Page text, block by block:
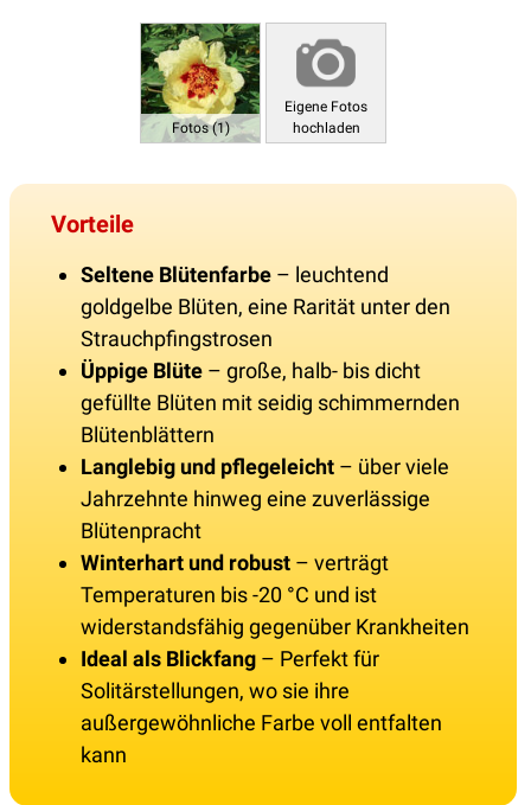
Fotos (1)
Eigene Fotos
hochladen
Vorteile
Seltene Blütenfarbe – leuchtend
goldgelbe Blüten, eine Rarität unter den
Strauchpfingstrosen
Üppige Blüte – große, halb- bis dicht
gefüllte Blüten mit seidig schimmernden
Blütenblättern
Langlebig und pflegeleicht – über viele
Jahrzehnte hinweg eine zuverlässige
Blütenpracht
Winterhart und robust – verträgt
Temperaturen bis -20 °C und ist
widerstandsfähig gegenüber Krankheiten
Ideal als Blickfang – Perfekt für
Solitärstellungen, wo sie ihre
außergewöhnliche Farbe voll entfalten
kann